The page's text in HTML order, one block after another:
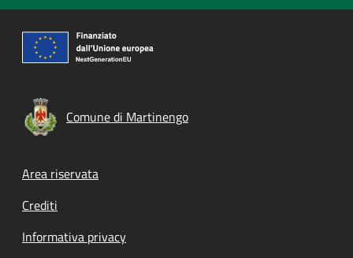
Comune di Martinengo
Footer menu
Area riservata
Crediti
Informativa privacy